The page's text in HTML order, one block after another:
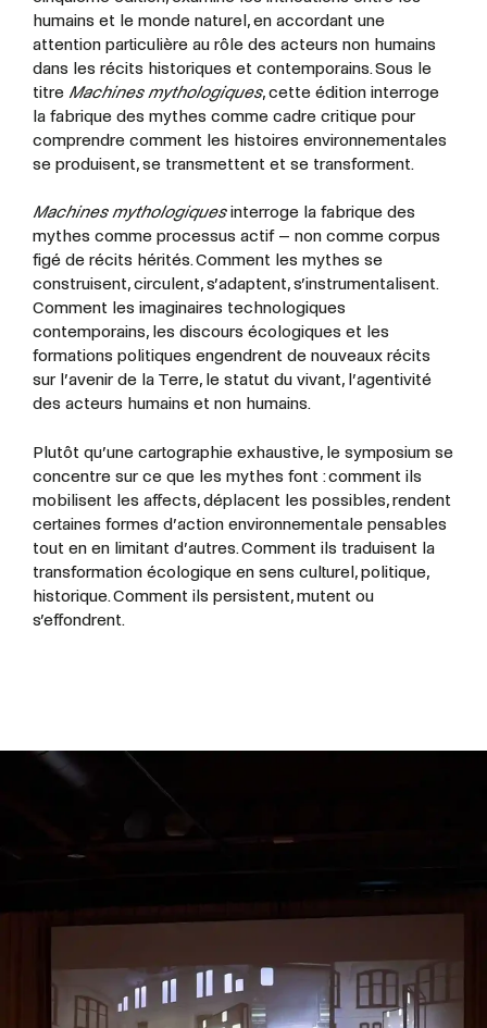
humains et le monde naturel, en accordant une
attention particulière au rôle des acteurs non humains
dans les récits historiques et contemporains. Sous le
titre Machines mythologiques, cette édition interroge
la fabrique des mythes comme cadre critique pour
comprendre comment les histoires environnementales
se produisent, se transmettent et se transforment.
Machines mythologiquesinterroge la fabrique des
mythes comme processus actif – non comme corpus
figé de récits hérités. Comment les mythes se
construisent, circulent, s’adaptent, s’instrumentalisent.
Comment les imaginaires technologiques
contemporains, les discours écologiques et les
formations politiques engendrent de nouveaux récits
sur l’avenir de la Terre, le statut du vivant, l’agentivité
des acteurs humains et non humains.
Plutôt qu’une cartographie exhaustive, le symposium se
concentre sur ce que les mythes font : comment ils
mobilisent les affects, déplacent les possibles, rendent
certaines formes d’action environnementale pensables
tout en en limitant d’autres. Comment ils traduisent la
transformation écologique en sens culturel, politique,
historique. Comment ils persistent, mutent ou
s’effondrent.